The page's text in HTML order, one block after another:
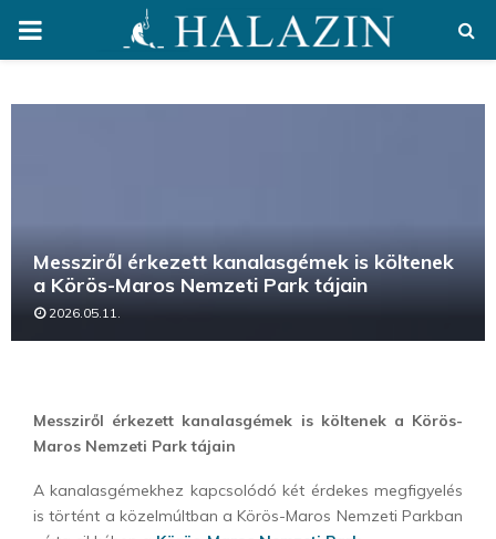
PRIMARY
Messziről érkezett kanalasgémek is költenek
a Körös-Maros Nemzeti Park tájain
2026.05.11.
Messziről érkezett kanalasgémek is költenek a Körös-
Maros Nemzeti Park tájain
A kanalasgémekhez kapcsolódó két érdekes megfigyelés
is történt a közelmúltban a Körös-Maros Nemzeti Parkban